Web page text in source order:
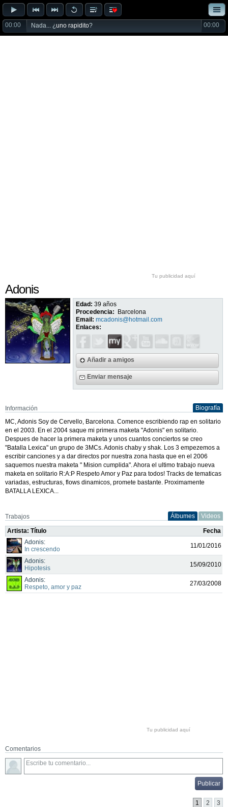
00:00 Nada... ¿uno rapidito? 00:00
Tu publicidad aquí
Adonis
Edad: 39 años
Procedencia:
Barcelona
Email: mcadonis@hotmail.com
Enlaces:
Añadir a amigos
Enviar mensaje
Información
Biografía
MC, Adonis Soy de Cervello, Barcelona. Comence escribiendo rap en solitario
en el 2003. En el 2004 saque mi primera maketa "Adonis" en solitario.
Despues de hacer la primera maketa y unos cuantos conciertos se creo
"Batalla Lexica" un grupo de 3MCs. Adonis chaby y shak. Los 3 empezemos a
escribir canciones y a dar directos por nuestra zona hasta que en el 2006
saquemos nuestra maketa " Mision cumplida". Ahora el ultimo trabajo nueva
maketa en solitario R:A:P Respeto Amor y Paz para todos! Tracks de tematicas
variadas, estructuras, flows dinamicos, promete bastante. Proximamente
BATALLA LEXICA...
Trabajos Álbumes Videos
Artista: Título
Fecha
Adonis:
In crescendo
11/01/2016
Adonis:
Hipotesis
15/09/2010
Adonis:
Respeto, amor y paz
27/03/2008
Tu publicidad aquí
Comentarios
1 2 3